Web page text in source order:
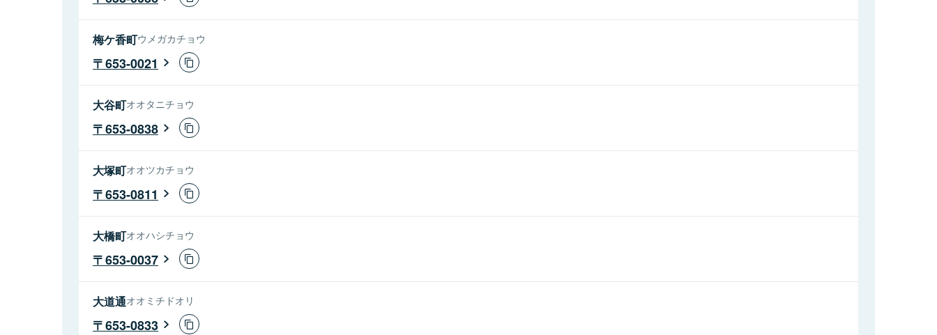
梅ケ香町ウメガカチョウ
653-0021
大谷町オオタニチョウ
653-0838
大塚町オオツカチョウ
653-0811
大橋町オオハシチョウ
653-0037
大道通オオミチドオリ
653-0833